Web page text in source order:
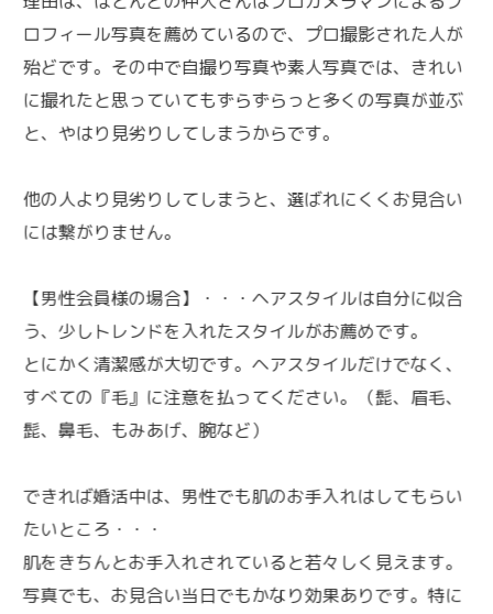
ロフィール写真を薦めているので、プロ撮影された人が
殆どです。その中で自撮り写真や素人写真では、きれい
に撮れたと思っていてもずらずらっと多くの写真が並ぶ
と、やはり見劣りしてしまうからです。
他の人より見劣りしてしまうと、選ばれにくくお見合い
には繋がりません。
【男性会員様の場合】・・・ヘアスタイルは自分に似合
う、少しトレンドを入れたスタイルがお薦めです。
とにかく清潔感が大切です。ヘアスタイルだけでなく、
すべての『毛』に注意を払ってください。（髭、眉毛、
髭、鼻毛、もみあげ、腕など）
できれば婚活中は、男性でも肌のお手入れはしてもらい
たいところ・・・
肌をきちんとお手入れされていると若々しく見えます。
写真でも、お見合い当日でもかなり効果ありです。特に